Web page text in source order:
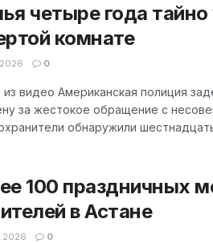
четыре года
комнате
0
видео Американская полиция
за жестокое обращение с
обнаружили
100 праздничных
в Астане
0